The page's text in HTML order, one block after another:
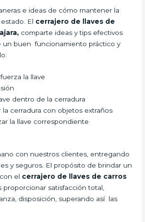
e ideas de cómo mantener la
El cerrajero de llaves de
comparte ideas y tips efectivos
un buen funcionamiento práctico y
la llave
dentro de la cerradura
la cerradura con objetos extraños
la llave correspondiente
con nuestros clientes, entregando
y seguros. El propósito de brindar un
el cerrajero de llaves de carros
proporcionar satisfacción total,
disposición, superando así las